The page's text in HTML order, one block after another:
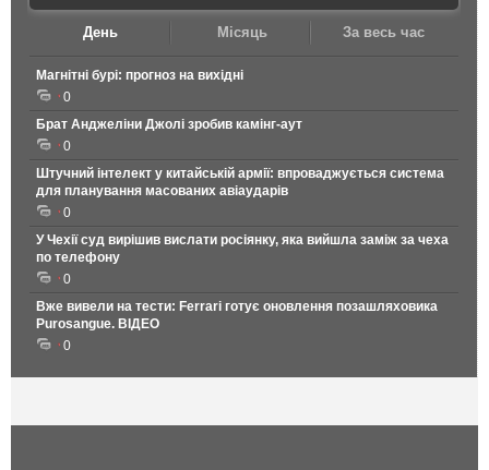
День Місяць За весь час
Магнітні бурі: прогноз на вихідні
0
Брат Анджеліни Джолі зробив камінг-аут
0
Штучний інтелект у китайській армії: впроваджується система
для планування масованих авіаударів
0
У Чехії суд вирішив вислати росіянку, яка вийшла заміж за чеха
по телефону
0
Вже вивели на тести: Ferrari готує оновлення позашляховика
Purosangue. ВІДЕО
0